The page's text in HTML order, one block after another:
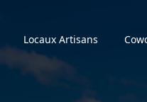
Locaux Artisans